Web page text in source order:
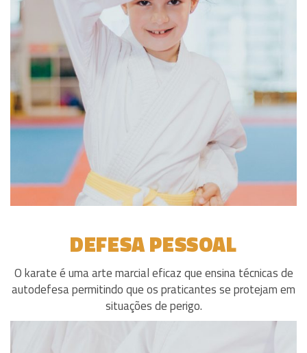
DEFESA PESSOAL
O karate é uma arte marcial eficaz que ensina técnicas de
autodefesa permitindo que os praticantes se protejam em
situações de perigo.